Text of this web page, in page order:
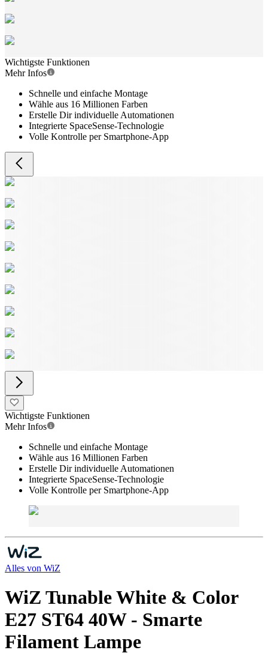
Wichtigste Funktionen
Mehr Infos
Schnelle und einfache Montage
Wähle aus 16 Millionen Farben
Erstelle Dir individuelle Automationen
Integrierte SpaceSense-Technologie
Volle Kontrolle per Smartphone-App
Wichtigste Funktionen
Mehr Infos
Schnelle und einfache Montage
Wähle aus 16 Millionen Farben
Erstelle Dir individuelle Automationen
Integrierte SpaceSense-Technologie
Volle Kontrolle per Smartphone-App
Alles von WiZ
WiZ Tunable White & Color
E27 ST64 40W - Smarte
Filament Lampe